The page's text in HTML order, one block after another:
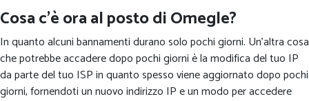
Cosa c’è ora al posto di Omegle?
In quanto alcuni bannamenti durano solo pochi giorni. Un'altra cosa
che potrebbe accadere dopo pochi giorni è la modifica del tuo IP
da parte del tuo ISP in quanto spesso viene aggiornato dopo pochi
giorni, fornendoti un nuovo indirizzo IP e un modo per accedere